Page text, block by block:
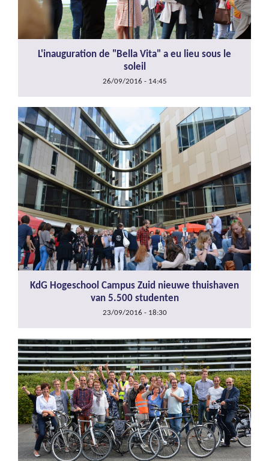
L'inauguration de "Bella Vita" a eu lieu sous le
soleil
26/09/2016 - 14:45
KdG Hogeschool Campus Zuid nieuwe thuishaven
van 5.500 studenten
23/09/2016 - 18:30